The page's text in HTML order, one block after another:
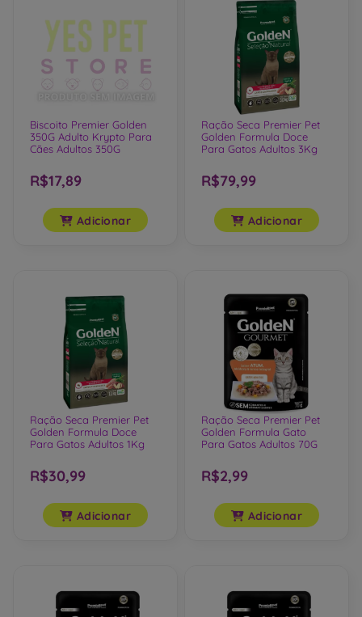
Biscoito Premier Golden
350G Adulto Krypto Para
Cães Adultos 350G
R$17,89
Adicionar
Ração Seca Premier Pet
Golden Formula Doce
Para Gatos Adultos 3Kg
R$79,99
Adicionar
Ração Seca Premier Pet
Golden Formula Doce
Para Gatos Adultos 1Kg
R$30,99
Adicionar
Ração Seca Premier Pet
Golden Formula Gato
Para Gatos Adultos 70G
R$2,99
Adicionar